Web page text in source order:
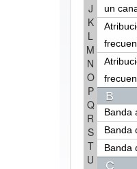
J
K
L
M
N
O
P
Q
R
S
T
U
un
B
Banda
Banda
Banda
C